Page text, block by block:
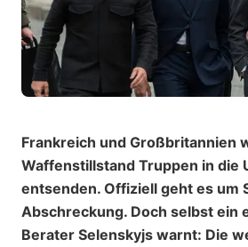
Frankreich und Großbritannien
Waffenstillstand Truppen in die
entsenden. Offiziell geht es um
Abschreckung. Doch selbst ein
Berater Selenskyjs warnt: Die